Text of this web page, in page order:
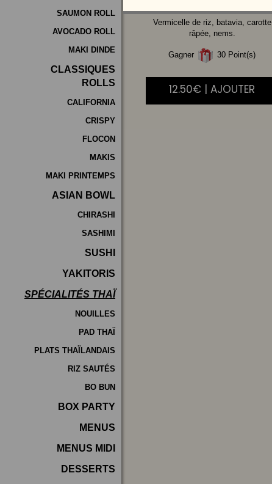
Vos
Avis
de
SAUMON ROLL
AVOCADO ROLL
MAKI DINDE
CLASSIQUES
ROLLS
CALIFORNIA
CRISPY
FLOCON
MAKIS
MAKI PRINTEMPS
ASIAN BOWL
CHIRASHI
SASHIMI
SUSHI
YAKITORIS
SPÉCIALITÉS THAÏ
NOUILLES
PAD THAÏ
PLATS THAÏLANDAIS
RIZ SAUTÉS
BO BUN
BOX PARTY
MENUS
MENUS MIDI
DESSERTS
Vermicelle de riz, batavia, carotte
râpée, nems.
Gagner 30 Point(s)
12.50€ | AJOUTER